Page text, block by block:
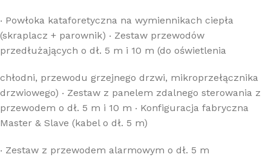
‧ Powłoka kataforetyczna na wymiennikach ciepła
(skraplacz + parownik) ‧ Zestaw przewodów
przedłużających o dł. 5 m i 10 m (do oświetlenia
chłodni, przewodu grzejnego drzwi, mikroprzełącznika
drzwiowego) ‧ Zestaw z panelem zdalnego sterowania z
przewodem o dł. 5 m i 10 m ‧ Konfiguracja fabryczna
Master & Slave (kabel o dł. 5 m)
‧ Zestaw z przewodem alarmowym o dł. 5 m